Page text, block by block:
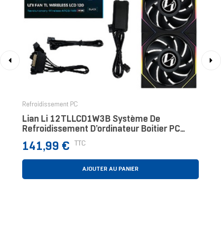
Refroidissement PC
Lian Li 12TLLCD1W3B Système De
Refroidissement D’ordinateur Boitier PC
Ventilateur 12 Cm Noir
Prix
141,99 € TTC
AJOUTER AU PANIER